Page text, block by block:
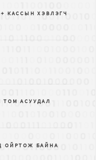
КАССЫН ХЭВЛЭГЧ
АСУУДАЛ
ОЙРТОЖ БАЙНА